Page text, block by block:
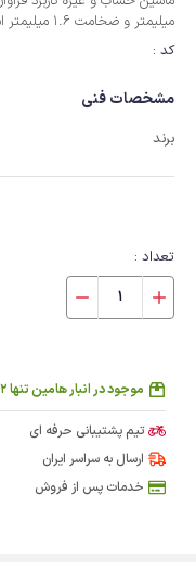
میلیمتر و ضخامت 1.6 میلیمتر است.
کد :
مشخصات فنی
برند
تعداد :
موجود در انبار هامین تنها 2 عدد در انبار باقی مانده
تیم پشتیبانی حرفه ای
ارسال به سراسر ایران
خدمات پس از فروش